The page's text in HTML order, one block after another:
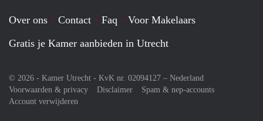
Over ons Contact Faq
Voor Makelaars
Gratis je Kamer aanbieden in Utrecht
© 2026 - Kamer Utrecht - KvK nr. 02094127 – Nederland
Voorwaarden & privacy
Disclaimer
Spam & nep-accounts
Account verwijderen